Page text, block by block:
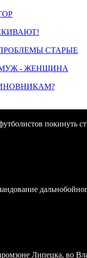
СТАРЫЕ
- ЖЕНЩИНА
покинуть
Липецка, во